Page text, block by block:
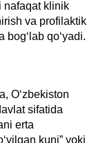
nafaqat klinik
va profilaktik
qo‘yadi.
O‘zbekiston
sifatida
erta
kuni” yoki